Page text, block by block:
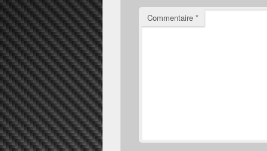
Commentaire *